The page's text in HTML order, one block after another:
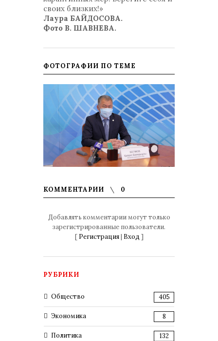
своих близких!»
Лаура БАЙДОСОВА.
Фото В. ШАВНЕВА.
ФОТОГРАФИИ ПО ТЕМЕ
КОММЕНТАРИИ 0
Добавлять комментарии могут только
зарегистрированные пользователи.
[ Регистрация| Вход ]
РУБРИКИ
Общество 405
Экономика 8
Политика 132